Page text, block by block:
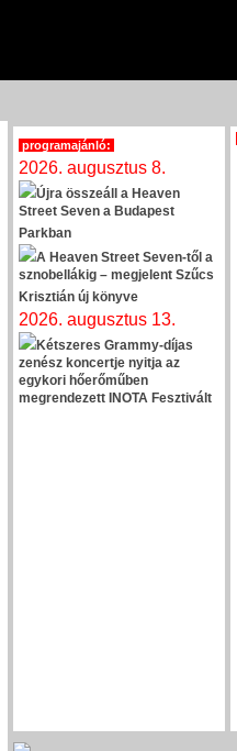
programajánló:
2026. augusztus 8.
Újra összeáll a Heaven
Street Seven a Budapest
Parkban
A Heaven Street Seven-től a
sznobellákig – megjelent Szűcs
Krisztián új könyve
2026. augusztus 13.
Kétszeres Grammy-díjas
zenész koncertje nyitja az
egykori hőerőműben
megrendezett INOTA Fesztivált